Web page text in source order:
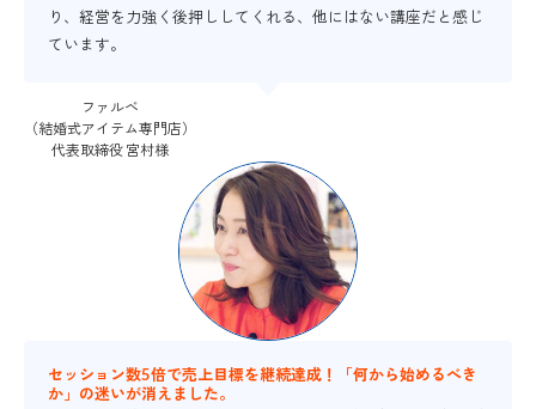
ファルベ
（結婚式アイテム専門店）
代表取締役 宮村様
り、経営を力強く後押ししてくれる、他にはない講座だと感じ
ています。
セッション数5倍で売上目標を継続達成！「何から始めるべき
か」の迷いが消えました。